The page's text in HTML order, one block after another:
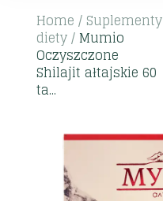
Home / Suplementy
diety/ Mumio
Oczyszczone
Shilajit ałtajskie 60
ta...